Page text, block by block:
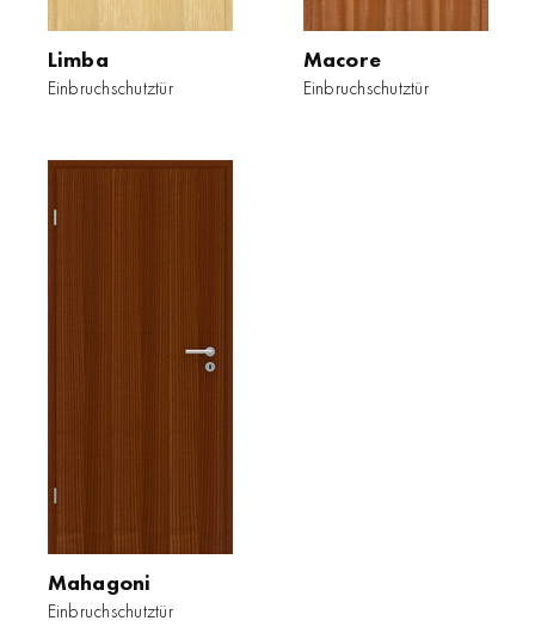
Limba
Einbruchschutztür
Macore
Einbruchschutztür
Mahagoni
Einbruchschutztür